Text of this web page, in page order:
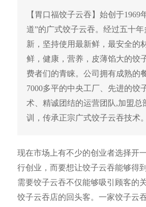
【胃口福饺子云吞】始创于1969
道”的广式饺子云吞。经过五十
新，坚持使用最新鲜，最安全的
鲜，健康，营养，皮薄馅大的饺
费者们的青睐。公司拥有成熟的
7000多平的中央工厂、先进的饺
术、精诚团结的运营团队,加盟总
训，传承正宗广式饺子云吞技术。
现在市场上有不少的创业者选择开
行创业，而要想让饺子云吞能够得
需要饺子云吞不仅能够吸引顾客的
饺子云吞店的回头客。一家饺子云